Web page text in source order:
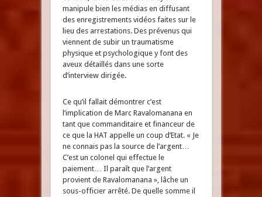
manipule bien les médias en diffusant
des enregistrements vidéos faites sur le
lieu des arrestations. Des prévenus qui
viennent de subir un traumatisme
physique et psychologique y font des
aveux détaillés dans une sorte
d’interview dirigée.
Ce qu’il fallait démontrer c’est
l’implication de Marc Ravalomanana en
tant que commanditaire et financeur de
ce que la HAT appelle un coup d’Etat. « Je
ne connais pas la source de l’argent…
C’est un colonel qui effectue le
paiement… Il paraît que l’argent
provient de Ravalomanana », lâche un
sous-officier arrêté. De quelle somme il